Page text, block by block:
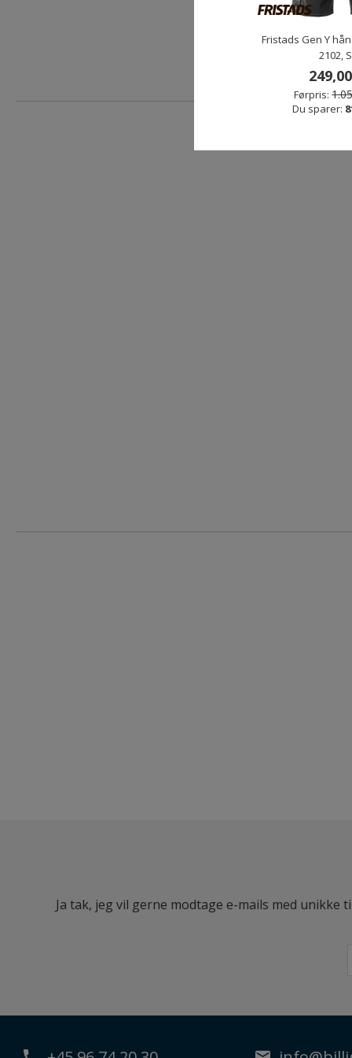
Fristads Gen Y
2102,
Førpris:
Du sparer:
Ja tak, jeg vil gerne modtage e-mails med